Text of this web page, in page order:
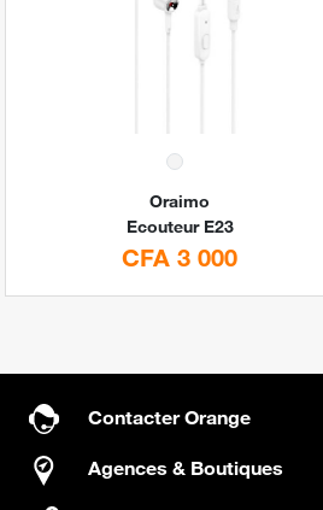
Oraimo
Ecouteur E23
CFA 3 000
Contacter Orange
Agences & Boutiques